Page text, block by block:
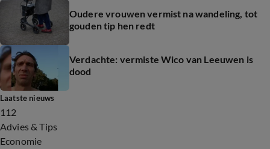
Oudere vrouwen vermist na wandeling, tot
gouden tip hen redt
Verdachte: vermiste Wico van Leeuwen is
dood
Laatste nieuws
112
Advies & Tips
Economie